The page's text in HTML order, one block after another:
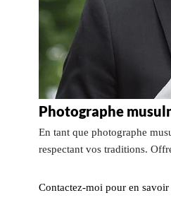
Photographe
En tant que photographe
respectant vos traditions.
Contactez-moi pour en